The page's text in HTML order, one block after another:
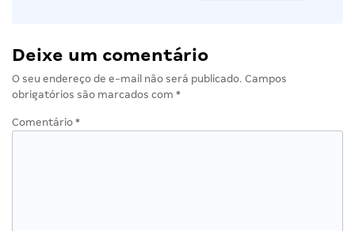
Deixe um comentário
O seu endereço de e-mail não será publicado. Campos
obrigatórios são marcados com *
Comentário *